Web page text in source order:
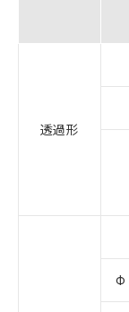
透過形
Φ